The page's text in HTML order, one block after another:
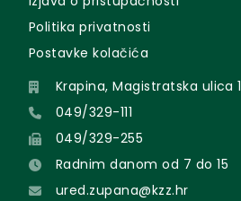
Politika privatnosti
Postavke kolačića
Krapina, Magistratska ulica 1
049/329-111
049/329-255
Radnim danom od 7 do 15
ured.zupana@kzz.hr